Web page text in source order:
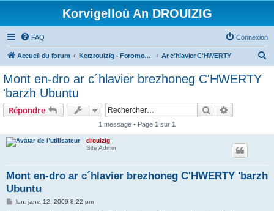
Korvigelloù An DROUIZIG
FAQ Connexion
Accueil du forum Kerzrouizig - Foromoù An Drouizig Ar c'hlavier C'HWERTY
Mont en-dro ar c´hlavier brezhoneg C'HWERTY
'barzh Ubuntu
Répondre Rechercher
1 message • Page 1 sur 1
drouizig
Site Admin
Mont en-dro ar c´hlavier brezhoneg C'HWERTY 'barzh
Ubuntu
Mlun. janv. 12, 2009 8:22 pm